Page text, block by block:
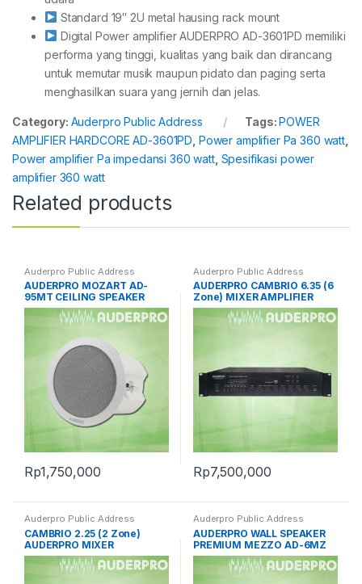
Standard 19″ 2U metal hausing rack mount
Digital Power amplifier AUDERPRO AD-3601PD memiliki
performa yang tinggi, kualitas yang baik dan dirancang
untuk memutar musik maupun pidato dan paging serta
menghasilkan suara yang jernih dan jelas.
Category: Auderpro Public Address Tags:POWER
AMPLIFIER HARDCORE AD-3601PD Power amplifier Pa 360 watt
Power amplifier Pa impedansi 360 watt, Spesifikasi power
amplifier 360 watt
Related products
Auderpro Public Address
AUDERPRO MOZART AD-
95MT CEILING SPEAKER
Rp1,750,000
Auderpro Public Address
AUDERPRO CAMBRIO 6.35 (6
Zone) MIXER AMPLIFIER
Rp7,500,000
Auderpro Public Address
CAMBRIO 2.25 (2 Zone)
AUDERPRO MIXER
AMPLIFIER
Auderpro Public Address
AUDERPRO WALL SPEAKER
PREMIUM MEZZO AD-6MZ